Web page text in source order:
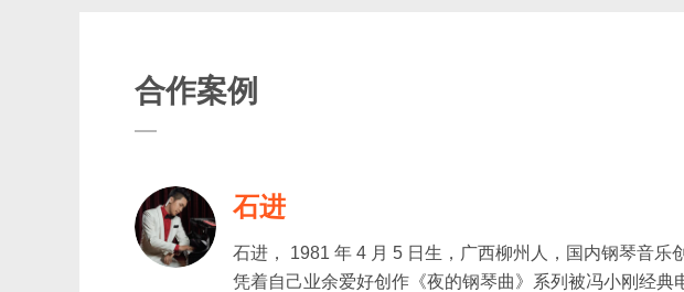
合作案例
石进
石进， 1981 年 4 月 5 日生，广西柳州人，国内钢琴音乐
凭着自己业余爱好创作《夜的钢琴曲》系列被冯小刚经